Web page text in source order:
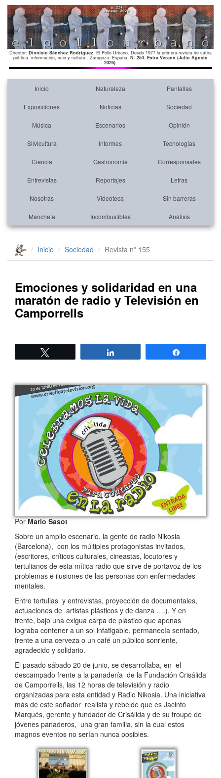
Director: Dionisio Sánchez Rodríguez. El Pollo Urbano. Desde 1977 la primera revista de sátira
política, información, ocio y cultura . Zaragoza. España. Nº 254. Extra Verano (Julio Agosto
2026).
Inicio Naturaleza Pantallas
Exposiciones Noticias Sociedad
Música Escenarios Opinión
Silvicultura Informes Tecnologías
Ciencia Gastronomía Corresponsales
Entrevistas Reportajes Letras
Nosotras Videoteca Sin barreras
Mancheta Incombustibles Análisis
Inicio Sociedad Revista nº 155
Emociones y solidaridad en una
maratón de radio y Televisión en
Camporrells
PorMario Sasot
Sobre un amplio escenario, la gente de radio Nikosia
(Barcelona), con los múltiples protagonistas invitados,
(escritores, críticos culturales, cineastas, locutores y
tertulianos de esta mítica radio que sirve de portavoz de los
problemas e ilusiones de las personas con enfermedades
mentales.
Entre tertulias y entrevistas, proyección de documentales,
actuaciones de artistas plásticos y de danza ….). Y en
frente, bajo una exigua carpa de plástico que apenas
lograba contener a un sol infatigable, permanecía sentado,
frente a una cerveza o un café un público sonriente,
agradecido y solidario.
El pasado sábado 20 de junio, se desarrollaba, en el
descampado frente a la panadería de la Fundación Crisálida
de Camporrells, las 12 horas de televisión y radio
organizadas para esta entidad y Radio Nikosia. Una iniciativa
más de este soñador realista y rebelde que es Jacinto
Marqués, gerente y fundador de Crisálida y de su troupe de
jóvenes panaderos, una gran familia, sin la cual estos
magnos eventos no serían nunca posibles.